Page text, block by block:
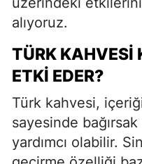
alıyoruz.
TÜRK KAHVESI
ETKI EDER?
Türk kahvesi,
sayesinde bağırsak
yardımcı olabilir.